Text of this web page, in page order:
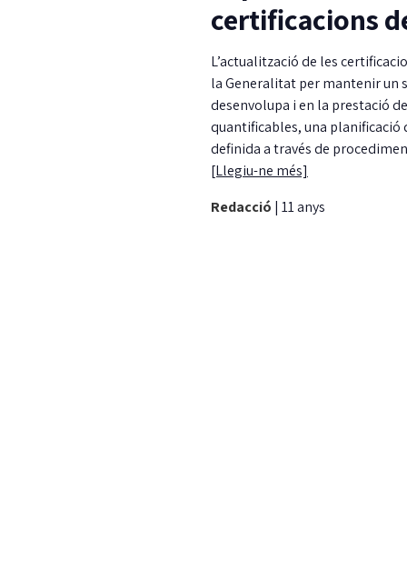
certificacions
L’actualització de les
la Generalitat per mantenir un
desenvolupa i en la prestació
quantificables, una
definida a través de
[Llegiu-ne més]
Redacció | 11 anys